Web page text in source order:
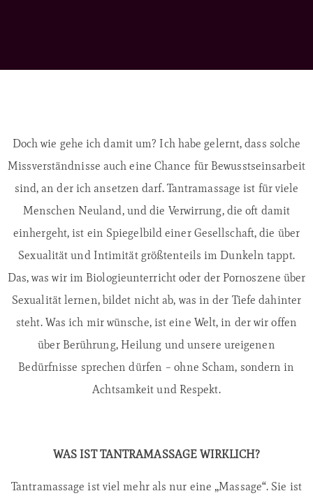
Doch wie gehe ich damit um? Ich habe gelernt, dass solche
Missverständnisse auch eine Chance für Bewusstseinsarbeit
sind, an der ich ansetzen darf. Tantramassage ist für viele
Menschen Neuland, und die Verwirrung, die oft damit
einhergeht, ist ein Spiegelbild einer Gesellschaft, die über
Sexualität und Intimität größtenteils im Dunkeln tappt.
Das, was wir im Biologieunterricht oder der Pornoszene über
Sexualität lernen, bildet nicht ab, was in der Tiefe dahinter
steht. Was ich mir wünsche, ist eine Welt, in der wir offen
über Berührung, Heilung und unsere ureigenen
Bedürfnisse sprechen dürfen – ohne Scham, sondern in
Achtsamkeit und Respekt.
WAS IST TANTRAMASSAGE WIRKLICH?
Tantramassage ist viel mehr als nur eine „Massage“. Sie ist